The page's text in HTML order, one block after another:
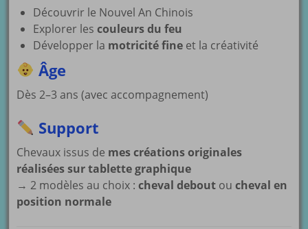
Découvrir le Nouvel An Chinois
Explorer lescouleurs du feu
Développer la motricité fine et la créativité
Âge
Dès 2–3 ans (avec accompagnement)
Support
Chevaux issus de mes créations originales
réalisées sur tablette graphique
→ 2 modèles au choix :cheval debout oucheval en
position normale